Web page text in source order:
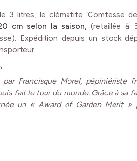
3 litres, le clématite ‘Comtesse
cm selon la saison, (retaillée à
Expédition depuis un stock
Francisque Morel, pépiniériste
fait le tour du monde. Grâce à sa
un « Award of Garden Merit »